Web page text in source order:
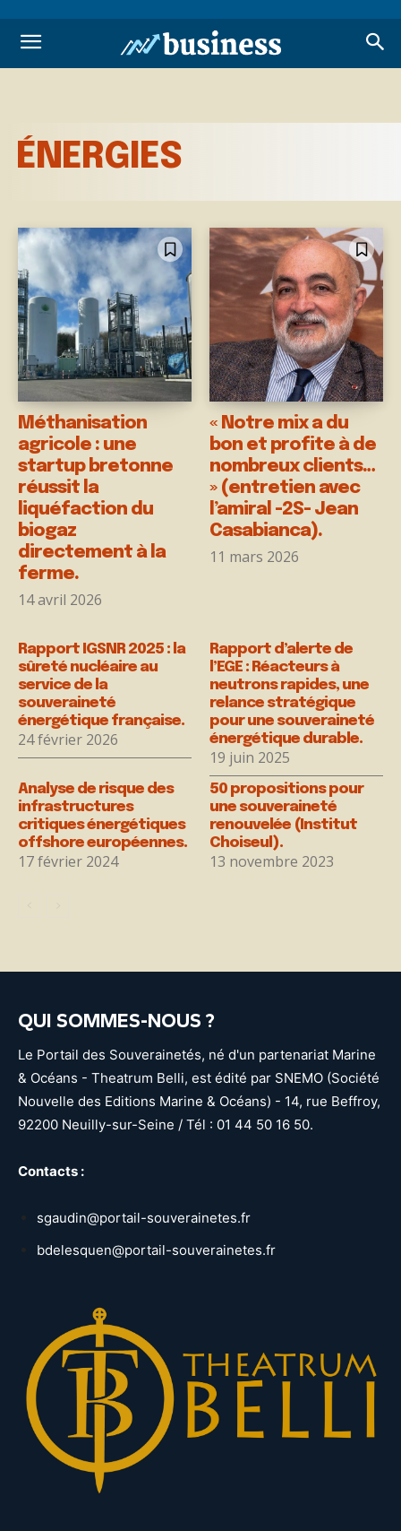
ÉNERGIES
Méthanisation
agricole : une
startup bretonne
réussit la
liquéfaction du
biogaz
directement à la
ferme.
14 avril 2026
« Notre mix a du
bon et profite à de
nombreux clients…
» (entretien avec
l’amiral -2S- Jean
Casabianca).
11 mars 2026
Rapport IGSNR 2025 : la
sûreté nucléaire au
service de la
souveraineté
énergétique française.
24 février 2026
Rapport d’alerte de
l’EGE : Réacteurs à
neutrons rapides, une
relance stratégique
pour une souveraineté
énergétique durable.
19 juin 2025
Analyse de risque des
infrastructures
critiques énergétiques
offshore européennes.
17 février 2024
50 propositions pour
une souveraineté
renouvelée (Institut
Choiseul).
13 novembre 2023
QUI SOMMES-NOUS ?
Le Portail des Souverainetés, né d'un partenariat Marine
& Océans - Theatrum Belli, est édité par SNEMO (Société
Nouvelle des Editions Marine & Océans) - 14, rue Beffroy,
92200 Neuilly-sur-Seine / Tél : 01 44 50 16 50.
Contacts :
sgaudin@portail-souverainetes.fr
bdelesquen@portail-souverainetes.fr